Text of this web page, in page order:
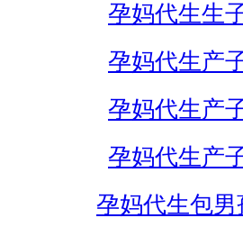
孕妈代生生
孕妈代生产
孕妈代生产
孕妈代生产
孕妈代生包男